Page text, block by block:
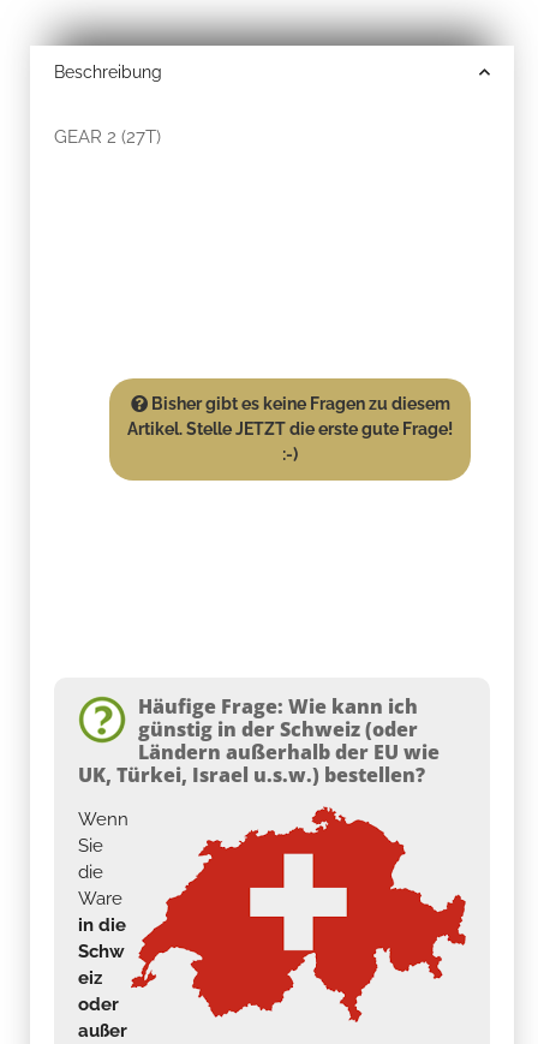
Beschreibung
GEAR 2 (27T)
Bisher gibt es keine Fragen zu diesem
Artikel. Stelle JETZT die erste gute Frage!
:-)
Häufige Frage: Wie kann ich
günstig in der Schweiz (oder
Ländern außerhalb der EU wie
UK, Türkei, Israel u.s.w.) bestellen?
Wenn
Sie
die
Ware
in die
Schw
eiz
oder
außer